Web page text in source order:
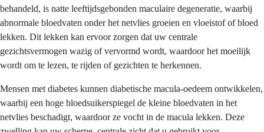
behandeld, is natte leeftijdsgebonden maculaire degeneratie, waarbij
abnormale bloedvaten onder het netvlies groeien en vloeistof of bloed
lekken. Dit lekken kan ervoor zorgen dat uw centrale
gezichtsvermogen wazig of vervormd wordt, waardoor het moeilijk
wordt om te lezen, te rijden of gezichten te herkennen.
Mensen met diabetes kunnen diabetische macula-oedeem ontwikkelen,
waarbij een hoge bloedsuikerspiegel de kleine bloedvaten in het
netvlies beschadigt, waardoor ze vocht in de macula lekken. Deze